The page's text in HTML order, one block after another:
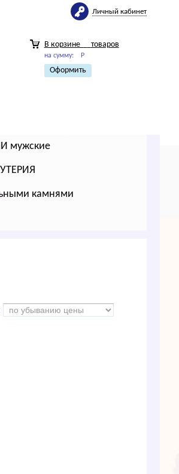
Личный кабинет
В корзине товаров
на сумму: Р
Оформить
мужские
камнями